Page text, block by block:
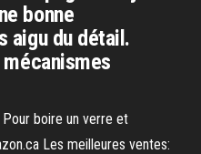
bonne
aigu du détail.
boire un verre et
Les meilleures ventes: